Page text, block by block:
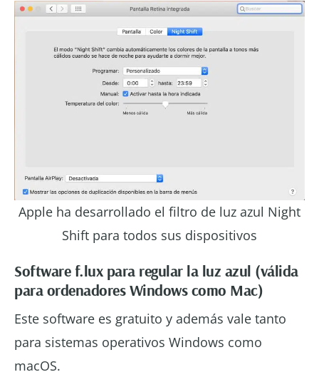
Apple ha desarrollado el filtro de luz azul Night
Shift para todos sus dispositivos
Software f.lux para regular la luz azul (válida
para ordenadores Windows como Mac)
Este software es gratuito y además vale tanto
para sistemas operativos Windows como
macOS.